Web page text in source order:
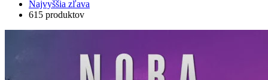
Najvyššia zľava
615 produktov